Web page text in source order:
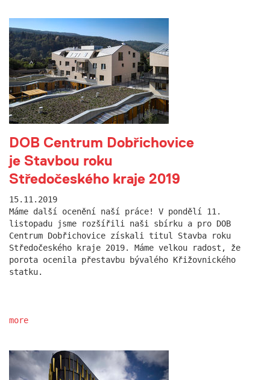
DOB Centrum Dobřichovice
je Stavbou roku
Středočeského kraje 2019
15.11.2019
Máme další ocenění naší práce! V pondělí 11.
listopadu jsme rozšířili naši sbírku a pro DOB
Centrum Dobřichovice získali titul Stavba roku
Středočeského kraje 2019. Máme velkou radost, že
porota ocenila přestavbu bývalého Křižovnického
statku.
more